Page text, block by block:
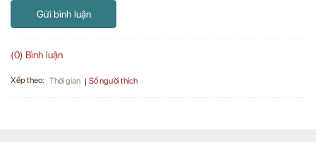
Gửi bình luận
(0) Bình luận
Xếp theo: Thời gian Số người thích